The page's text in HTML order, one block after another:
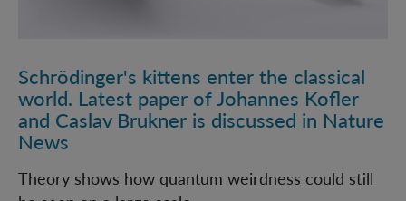
Schrödinger's kittens enter the classical
world. Latest paper of Johannes Kofler
and Caslav Brukner is discussed in Nature
News
Theory shows how quantum weirdness could still